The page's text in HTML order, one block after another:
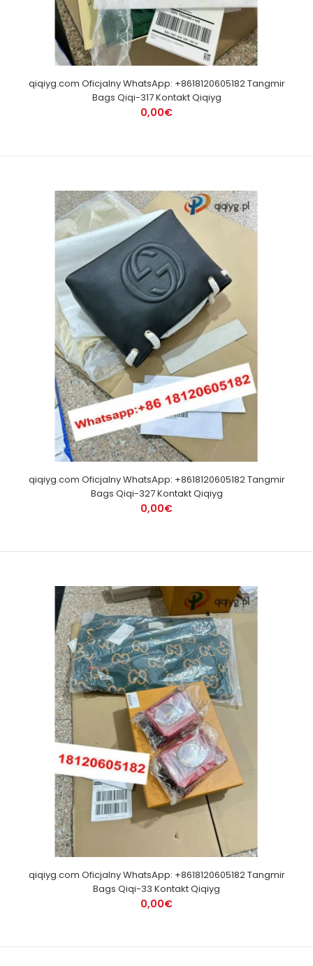
qiqiyg.com Oficjalny WhatsApp: +8618120605182 Tangmir
Bags Qiqi-317 Kontakt Qiqiyg
0,00€
qiqiyg.com Oficjalny WhatsApp: +8618120605182 Tangmir
Bags Qiqi-327 Kontakt Qiqiyg
0,00€
qiqiyg.com Oficjalny WhatsApp: +8618120605182 Tangmir
Bags Qiqi-33 Kontakt Qiqiyg
0,00€